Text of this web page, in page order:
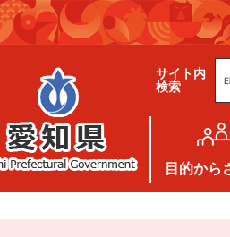
サイト内
検索
g
e
カ
タ
ム
検
目的から